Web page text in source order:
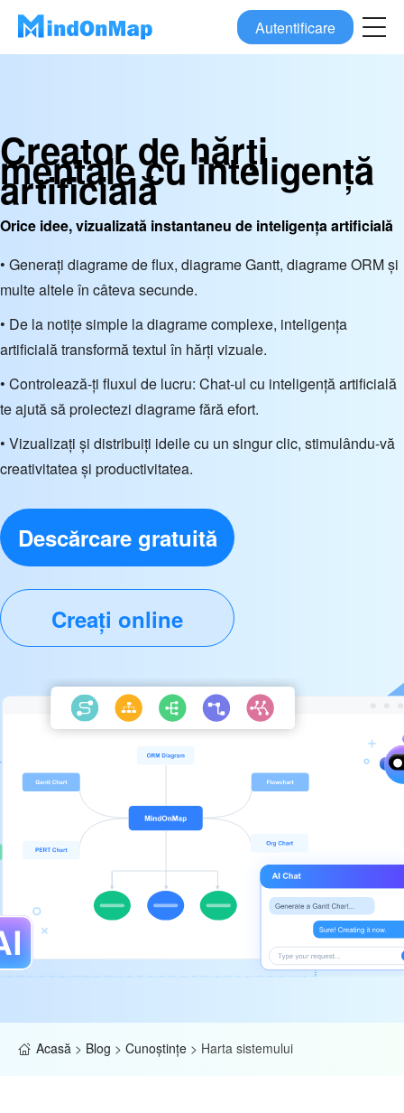
Autentificare
Creator de hărți
mentale cu inteligență
artificială
Orice idee, vizualizată instantaneu de inteligența artificială
• Generați diagrame de flux, diagrame Gantt, diagrame ORM și
multe altele în câteva secunde.
• De la notițe simple la diagrame complexe, inteligența
artificială transformă textul în hărți vizuale.
• Controlează-ți fluxul de lucru: Chat-ul cu inteligență artificială
te ajută să proiectezi diagrame fără efort.
• Vizualizați și distribuiți ideile cu un singur clic, stimulându-vă
creativitatea și productivitatea.
Descărcare gratuită
Creați online
Acasă > Blog > Cunoştinţe > Harta sistemului